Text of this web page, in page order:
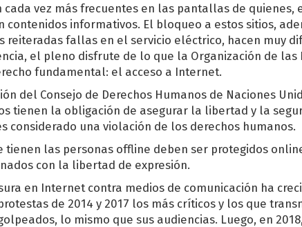
cada vez más frecuentes en las pantallas de quienes,
contenidos informativos. El bloqueo a estos sitios,
reiteradas fallas en el servicio eléctrico, hacen muy
el pleno disfrute de lo que la Organización de las
fundamental: el acceso a Internet.
del Consejo de Derechos Humanos de Naciones
tienen la obligación de asegurar la libertad y la
considerado una violación de los derechos humanos.
tienen las personas offline deben ser protegidos
con la libertad de expresión.
en Internet contra medios de comunicación ha
de 2014 y 2017 los más críticos y los que
lo mismo que sus audiencias. Luego, en